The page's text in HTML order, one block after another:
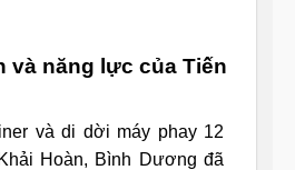
và năng lực của Tiến
và di dời máy phay 12
Hoàn, Bình Dương đã